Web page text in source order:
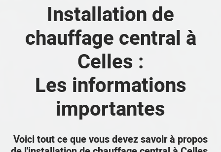
Installation de
chauffage central à
Celles :
Les informations
importantes
Voici tout ce que vous devez savoir à propos